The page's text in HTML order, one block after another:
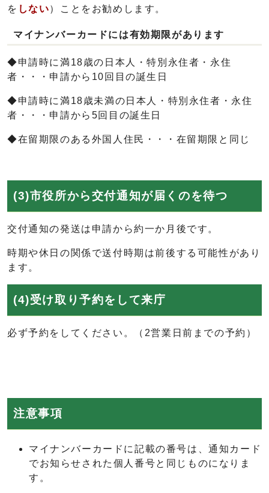
を しない）ことをお勧めします。
マイナンバーカードには有効期限があります
◆申請時に満18歳の日本人・特別永住者・永住
者・・・申請から10回目の誕生日
◆申請時に満18歳未満の日本人・特別永住者・永住
者・・・申請から5回目の誕生日
◆在留期限のある外国人住民・・・在留期限と同じ
(3)市役所から交付通知が届くのを待つ
交付通知の発送は申請から約一か月後です。
時期や休日の関係で送付時期は前後する可能性があり
ます。
(4)受け取り予約をして来庁
必ず予約をしてください。（2営業日前までの予約）
注意事項
マイナンバーカードに記載の番号は、通知カード
でお知らせされた個人番号と同じものになりま
す。